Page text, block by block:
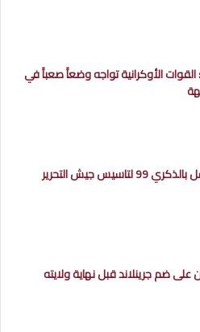
الأوكرانية تواجه وضعاََ صعباََ في
لتاسيس جيش التحرير
على ضم جرينلاند قبل نهاية ولايته